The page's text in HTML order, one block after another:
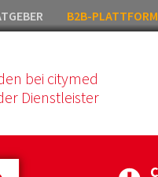
B2B-PLATTFORM
bei citymed
Dienstleister